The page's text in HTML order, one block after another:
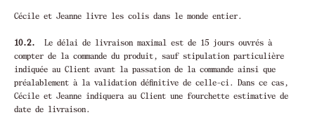
Cécile et Jeanne livre les colis dans le monde entier.
10.2.
Le délai de livraison maximal est de 15 jours ouvrés à
compter de la commande du produit, sauf stipulation particulière
indiquée au Client avant la passation de la commande ainsi que
préalablement à la validation définitive de celle-ci. Dans ce cas,
Cécile et Jeanne indiquera au Client une fourchette estimative de
date de livraison.